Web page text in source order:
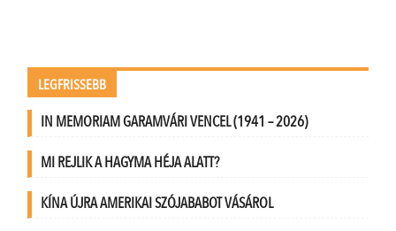
LEGFRISSEBB
IN MEMORIAM GARAMVÁRI VENCEL (1941 – 2026)
MI REJLIK A HAGYMA HÉJA ALATT?
KÍNA ÚJRA AMERIKAI SZÓJABABOT VÁSÁROL